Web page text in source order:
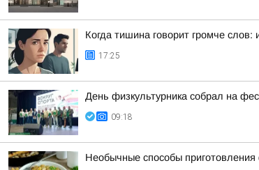
Когда тишина говорит громче слов:
17:25
День физкультурника собрал на
09:18
Необычные способы